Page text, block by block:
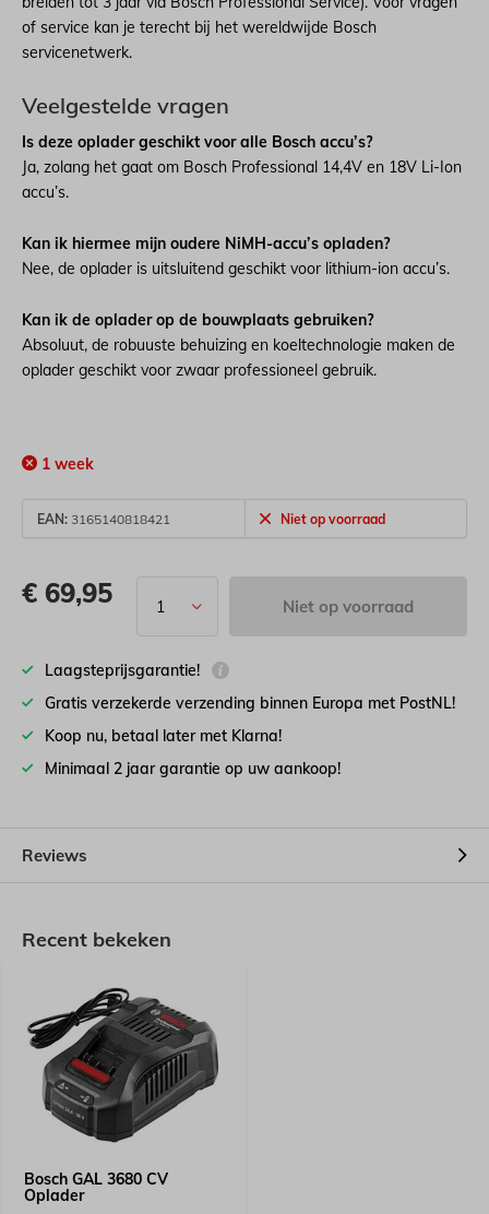
of service kan je terecht bij het wereldwijde Bosch
servicenetwerk.
Veelgestelde vragen
Is deze oplader geschikt voor alle Bosch accu’s?
Ja, zolang het gaat om Bosch Professional 14,4V en 18V Li-Ion
accu’s.
Kan ik hiermee mijn oudere NiMH-accu’s opladen?
Nee, de oplader is uitsluitend geschikt voor lithium-ion accu’s.
Kan ik de oplader op de bouwplaats gebruiken?
Absoluut, de robuuste behuizing en koeltechnologie maken de
oplader geschikt voor zwaar professioneel gebruik.
1 week
EAN: 3165140818421 Niet op voorraad
€ 69,95 Niet op voorraad
Laagsteprijsgarantie!
Gratis verzekerde verzending binnen Europa met PostNL!
Koop nu, betaal later met Klarna!
Minimaal 2 jaar garantie op uw aankoop!
Reviews
Recent bekeken
Bosch GAL 3680 CV
Oplader